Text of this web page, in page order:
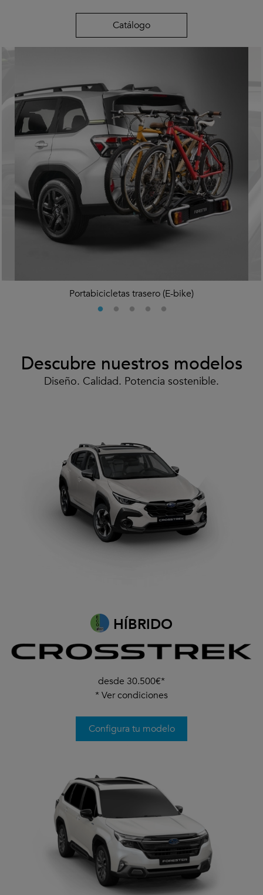
Catálogo
Portabicicletas trasero (E-bike)
Descubre nuestros modelos
Diseño. Calidad. Potencia sostenible.
HÍBRIDO
desde 30.500€*
*Ver condiciones
Configura tu modelo